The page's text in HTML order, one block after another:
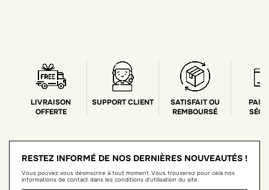
LIVRAISON
OFFERTE
SUPPORT CLIENT
SATISFAIT OU
REMBOURSÉ
RESTEZ INFORMÉ DE NOS DERNIÈRES NOUVEAUTÉS !
Vous pouvez vous désinscrire à tout moment. Vous trouverez pour cela nos
informations de contact dans les conditions d'utilisation du site.